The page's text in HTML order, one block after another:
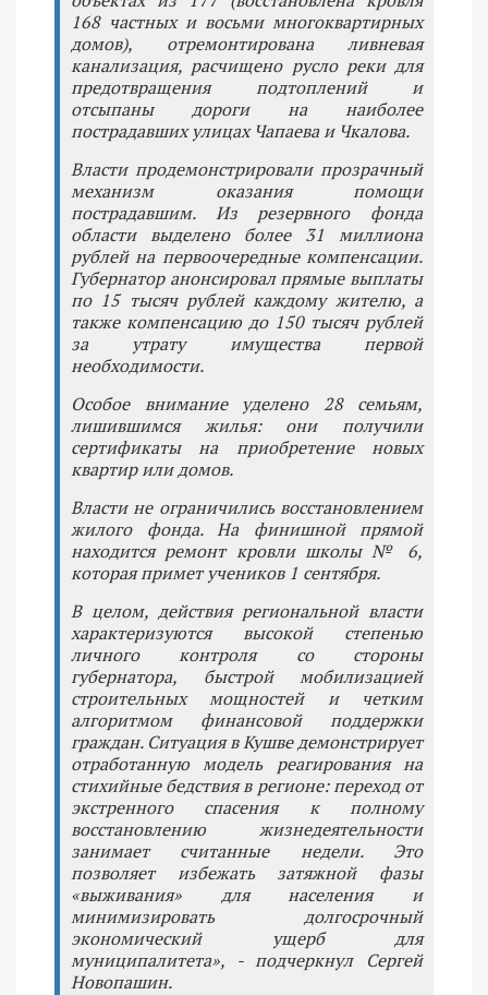
168 частных и восьми многоквартирных
домов), отремонтирована ливневая
канализация, расчищено русло реки для
предотвращения подтоплений и
отсыпаны дороги на наиболее
пострадавших улицах Чапаева и Чкалова.
Власти продемонстрировали прозрачный
механизм оказания помощи
пострадавшим. Из резервного фонда
области выделено более 31 миллиона
рублей на первоочередные компенсации.
Губернатор анонсировал прямые выплаты
по 15 тысяч рублей каждому жителю, а
также компенсацию до 150 тысяч рублей
за утрату имущества первой
необходимости.
Особое внимание уделено 28 семьям,
лишившимся жилья: они получили
сертификаты на приобретение новых
квартир или домов.
Власти не ограничились восстановлением
жилого фонда. На финишной прямой
находится ремонт кровли школы № 6,
которая примет учеников 1 сентября.
В целом, действия региональной власти
характеризуются высокой степенью
личного контроля со стороны
губернатора, быстрой мобилизацией
строительных мощностей и четким
алгоритмом финансовой поддержки
граждан. Ситуация в Кушве демонстрирует
отработанную модель реагирования на
стихийные бедствия в регионе: переход от
экстренного спасения к полному
восстановлению жизнедеятельности
занимает считанные недели. Это
позволяет избежать затяжной фазы
«выживания» для населения и
минимизировать долгосрочный
экономический ущерб для
муниципалитета», - подчеркнул Сергей
Новопашин.